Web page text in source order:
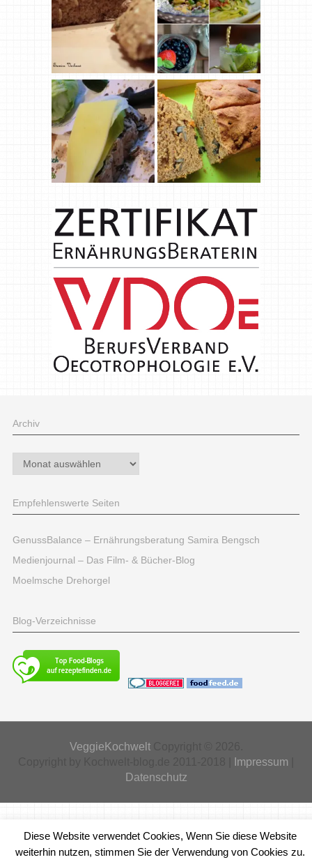
Archiv
Archiv
Empfehlenswerte Seiten
GenussBalance – Ernährungsberatung Samira Bengsch
Medienjournal – Das Film- & Bücher-Blog
Moelmsche Drehorgel
Blog-Verzeichnisse
VeggieKochweltCopyright © 2026.
Impressum
Datenschutz
Diese Website verwendet Cookies, Wenn Sie diese Website
weiterhin nutzen, stimmen Sie der Verwendung von Cookies zu.